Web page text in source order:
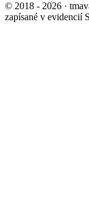
© 2018 - 2026 ·
zapísané v evidencií